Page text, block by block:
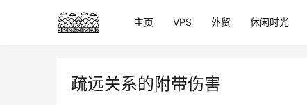
主页 VPS 外贸 休闲时光
疏远关系的附带伤害